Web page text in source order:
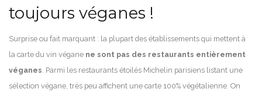
toujours véganes !
Surprise ou fait marquant : la plupart des établissements qui mettent à
la carte du vin végane ne sont pas des restaurants entièrement
véganes . Parmi les restaurants étoilés Michelin parisiens listant une
sélection végane, très peu affichent une carte 100% végétalienne. On